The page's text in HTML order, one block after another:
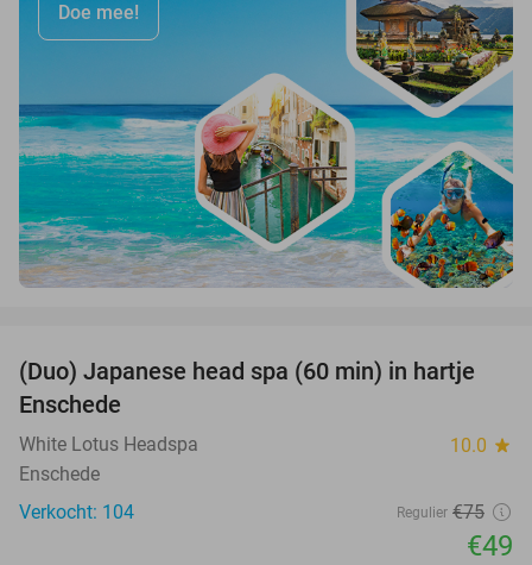
Doe mee!
35%
(Duo) Japanese head spa (60 min) in hartje
Enschede
White Lotus Headspa 10.0 star
Enschede
Verkocht: 104
Regulier €75
€49